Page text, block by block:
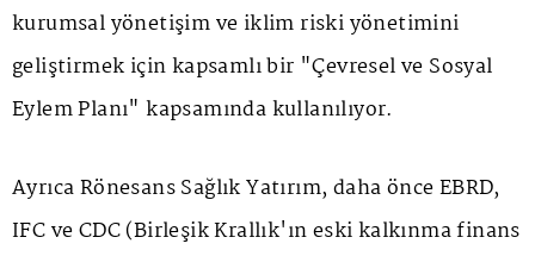
kurumsal yönetişim ve iklim riski yönetimini
geliştirmek için kapsamlı bir "Çevresel ve Sosyal
Eylem Planı" kapsamında kullanılıyor.
Ayrıca Rönesans Sağlık Yatırım, daha önce EBRD,
IFC ve CDC (Birleşik Krallık'ın eski kalkınma finans